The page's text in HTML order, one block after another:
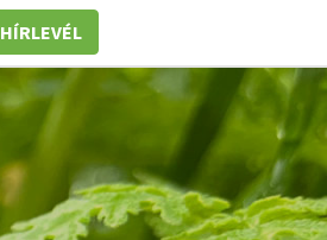
HÍRLEVÉL